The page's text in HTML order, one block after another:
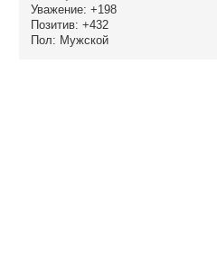
Уважение: +198
Позитив: +432
Пол: Мужской